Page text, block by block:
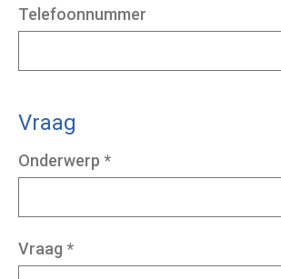
Telefoonnummer
Vraag
Onderwerp *
Vraag *